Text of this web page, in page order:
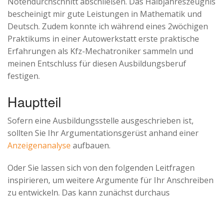
bescheinigt mir gute Leistungen in Mathematik und
Deutsch. Zudem konnte ich während eines 2wöchigen
Praktikums in einer Autowerkstatt erste praktische
Erfahrungen als Kfz-Mechatroniker sammeln und
meinen Entschluss für diesen Ausbildungsberuf
festigen.
Hauptteil
Sofern eine Ausbildungsstelle ausgeschrieben ist,
sollten Sie Ihr Argumentationsgerüst anhand einer
Anzeigenanalyse aufbauen.
Oder Sie lassen sich von den folgenden Leitfragen
inspirieren, um weitere Argumente für Ihr Anschreiben
zu entwickeln. Das kann zunächst durchaus